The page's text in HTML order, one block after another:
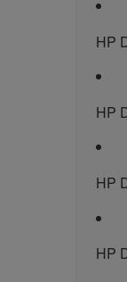
HP
HP
HP
HP